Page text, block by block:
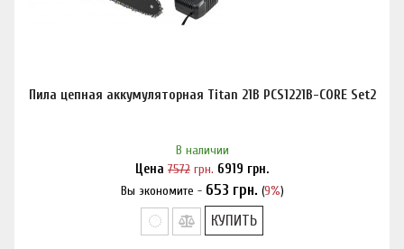
Пила цепная аккумуляторная Titan 21B PCS1221B-CORE Set2
В наличии
Цена 7572 грн. 6919 грн.
Вы экономите - 653 грн. (9%)
Нашли дешевле?
КУПИТЬ